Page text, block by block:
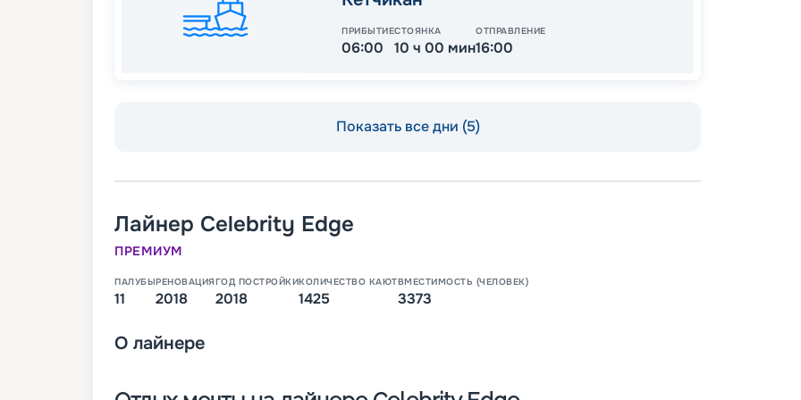
ПРИБЫТИЕ
06:00
СТОЯНКА
10 ч 00 мин
ОТПРАВЛЕНИЕ
16:00
Показать все дни (5)
Лайнер Celebrity Edge
ПРЕМИУМ
ПАЛУБЫ
11
РЕНОВАЦИЯ
2018
ГОД ПОСТРОЙКИ
2018
КОЛИЧЕСТВО КАЮТ
1425
ВМЕСТИМОСТЬ (ЧЕЛОВЕК)
3373
О лайнере